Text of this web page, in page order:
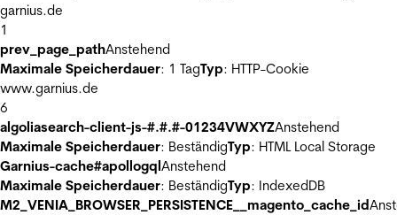
garnius.de
1
prev_page_pathAnstehend
Maximale Speicherdauer: 1 TagTyp: HTTP-Cookie
www.garnius.de
6
algoliasearch-client-js-#.#.#-01234VWXYZAnstehend
Maximale Speicherdauer: BeständigTyp: HTML Local Storage
Garnius-cache#apollogqlAnstehend
Maximale Speicherdauer: BeständigTyp: IndexedDB
M2_VENIA_BROWSER_PERSISTENCE__magento_cache_id